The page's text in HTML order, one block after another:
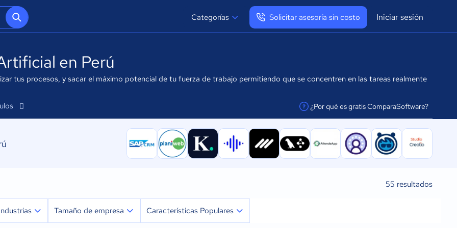
Categorías Solicitar asesoría sin costo Iniciar sesión
Cerrar sesión
en Perú
tus procesos, y sacar el máximo potencial de tu fuerza de trabajo permitiendo que se concentren en las tareas realmente
¿Por qué es gratis ComparaSoftware?
facilitar la conexión
55 resultados
Tamaño de empresa Características Populares